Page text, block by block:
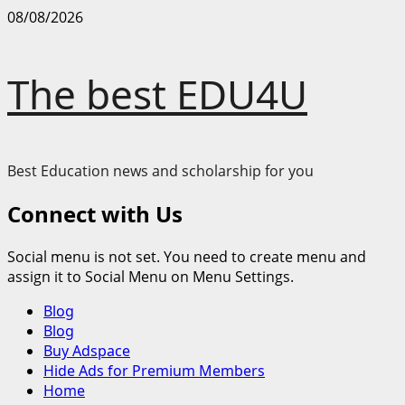
Skip
08/08/2026
The best EDU4U
Best Education news and scholarship for you
Connect with Us
Social menu is not set. You need to create menu and
assign it to Social Menu on Menu Settings.
Primary
Menu
Blog
Blog
Buy Adspace
Hide Ads for Premium Members
Home